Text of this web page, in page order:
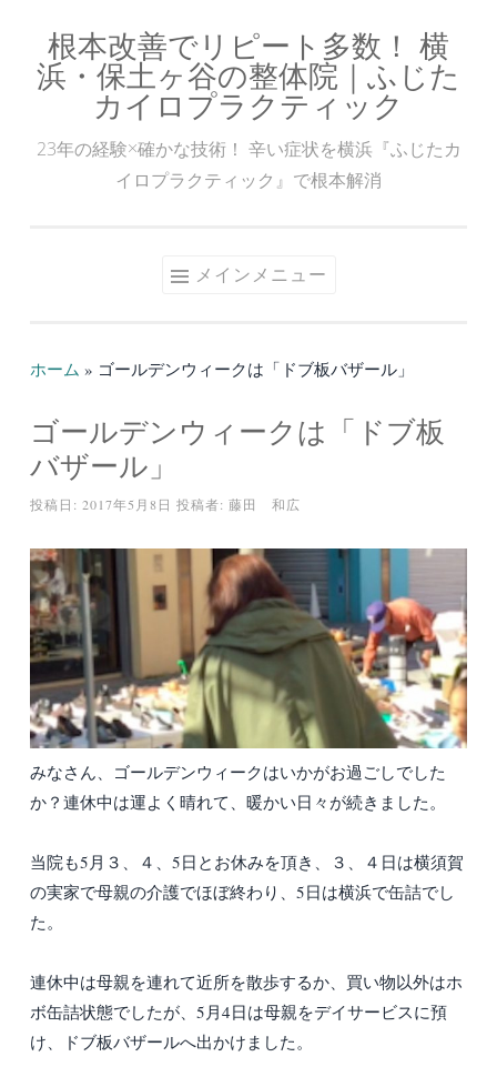
ン
根本改善でリピート多数！ 横
浜・保土ヶ谷の整体院｜ふじた
カイロプラクティック
23年の経験×確かな技術！ 辛い症状を横浜『ふじたカ
イロプラクティック』で根本解消
メインメニュー
ホーム » ゴールデンウィークは「ドブ板バザール」
ゴールデンウィークは「ドブ板
バザール」
投稿日: 2017年5月8日 投稿者: 藤田 和広
みなさん、ゴールデンウィークはいかがお過ごしでした
か？連休中は運よく晴れて、暖かい日々が続きました。
当院も5月３、４、5日とお休みを頂き、３、４日は横須賀
の実家で母親の介護でほぼ終わり、5日は横浜で缶詰でし
た。
連休中は母親を連れて近所を散歩するか、買い物以外はホ
ボ缶詰状態でしたが、5月4日は母親をデイサービスに預
け、ドブ板バザールへ出かけました。